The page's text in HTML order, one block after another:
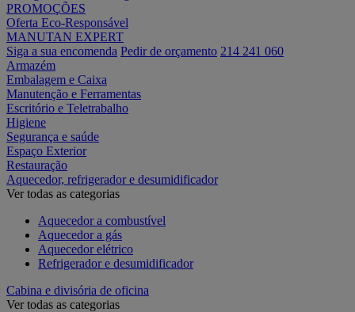
PROMOÇÕES
Oferta Eco-Responsável
MANUTAN EXPERT
Siga a sua encomenda Pedir de orçamento 214 241 060
Armazém
Embalagem e Caixa
Manutenção e Ferramentas
Escritório e Teletrabalho
Higiene
Segurança e saúde
Espaço Exterior
Restauração
Aquecedor, refrigerador e desumidificador
Ver todas as categorias
Aquecedor a combustível
Aquecedor a gás
Aquecedor elétrico
Refrigerador e desumidificador
Cabina e divisória de oficina
Ver todas as categorias